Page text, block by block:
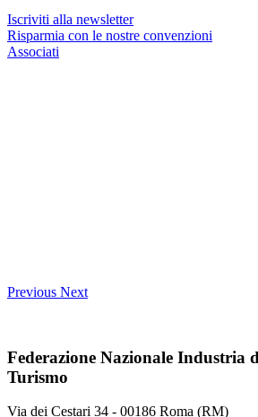
Iscriviti alla newsletter
Risparmia con le nostre convenzioni
Associati
Previous Next
Federazione Nazionale Industria
Turismo
Via dei Cestari 34 - 00186 Roma (RM)